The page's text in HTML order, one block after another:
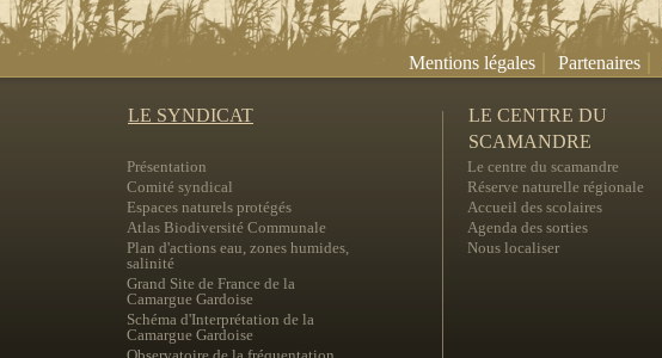
Mentions légales Partenaires
LE SYNDICAT
Présentation
Comité syndical
Espaces naturels protégés
Atlas Biodiversité Communale
Plan d'actions eau, zones humides,
salinité
Grand Site de France de la
Camargue Gardoise
Schéma d'Interprétation de la
Camargue Gardoise
LE CENTRE DU
SCAMANDRE
Le centre du scamandre
Réserve naturelle régionale
Accueil des scolaires
Agenda des sorties
Nous localiser